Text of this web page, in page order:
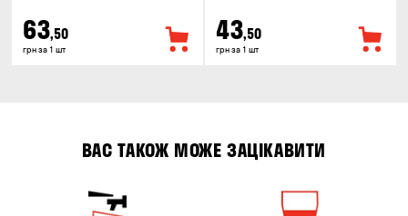
63,50
грн за 1 шт
43,50
грн за 1 шт
ВАС ТАКОЖ МОЖЕ ЗАЦІКАВИТИ